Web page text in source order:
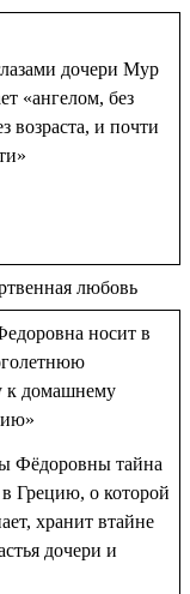
дочери Мур
«ангелом, без
возраста, и почти
любовь
носит в
к домашнему
тайна
в Грецию, о которой
хранит втайне
дочери и